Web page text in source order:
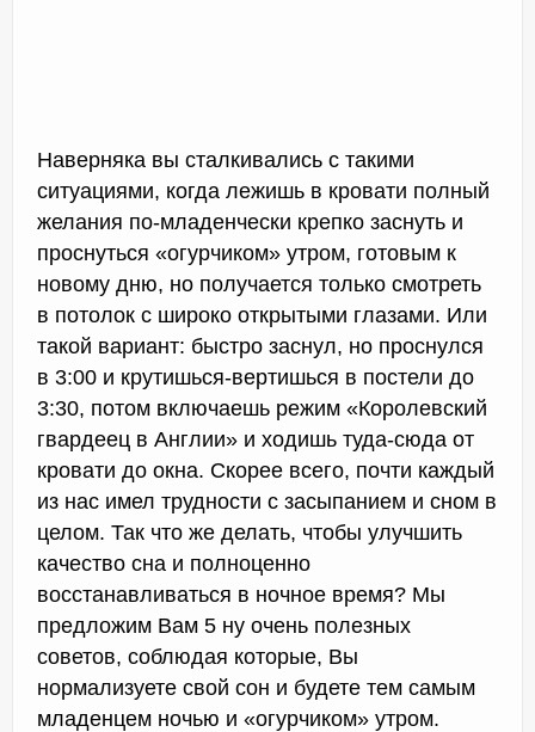
Триггерные точки
Контакты
Наверняка вы сталкивались с такими
ситуациями, когда лежишь в кровати полный
желания по-младенчески крепко заснуть и
проснуться «огурчиком» утром, готовым к
новому дню, но получается только смотреть
в потолок с широко открытыми глазами. Или
такой вариант: быстро заснул, но проснулся
в 3:00 и крутишься-вертишься в постели до
3:30, потом включаешь режим «Королевский
гвардеец в Англии» и ходишь туда-сюда от
кровати до окна. Скорее всего, почти каждый
из нас имел трудности с засыпанием и сном в
целом. Так что же делать, чтобы улучшить
качество сна и полноценно
восстанавливаться в ночное время? Мы
предложим Вам 5 ну очень полезных
советов, соблюдая которые, Вы
нормализуете свой сон и будете тем самым
младенцем ночью и «огурчиком» утром.